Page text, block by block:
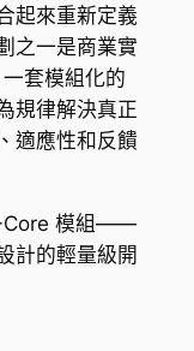
起來重新定義
之一是商業實
套模組化的
規律解決真正
適應性和反饋
Core 模組——
計的輕量級開